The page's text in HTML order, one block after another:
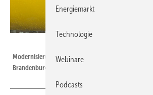
Modernisierung der Erdgas-, Fern- und
Brandenburg mit Blick auf Wahrzeichen Molecule
Energiemarkt
Technologie
Webinare
Podcasts